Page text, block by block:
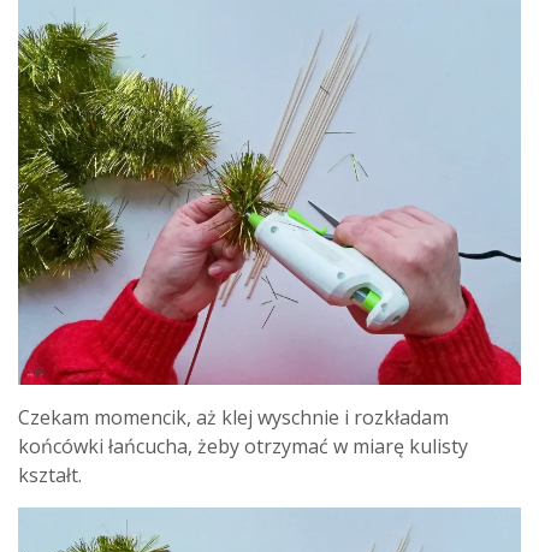
Czekam momencik, aż klej wyschnie i rozkładam
końcówki łańcucha, żeby otrzymać w miarę kulisty
kształt.